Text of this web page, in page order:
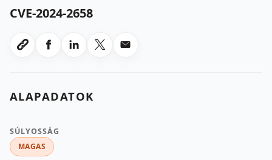
CVE-2024-2658
Link masolasa
Megosztas Facebookon
Megosztas LinkedInen
Megosztas X-en
Megosztas emailben
ALAPADATOK
SÚLYOSSÁG
MAGAS